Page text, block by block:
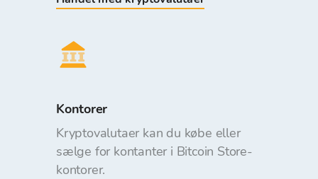
Kontorer
Kryptovalutaer kan du købe eller
sælge for kontanter i Bitcoin Store-
kontorer.